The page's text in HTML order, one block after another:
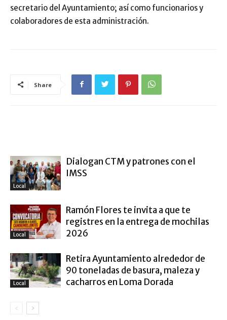
secretario del Ayuntamiento; así como funcionarios y
colaboradores de esta administración.
Share
Local
Dialogan CTM y patrones con el
IMSS
Local
Ramón Flores te invita a que te
registres en la entrega de mochilas
2026
Local
Retira Ayuntamiento alrededor de
90 toneladas de basura, maleza y
cacharros en Loma Dorada